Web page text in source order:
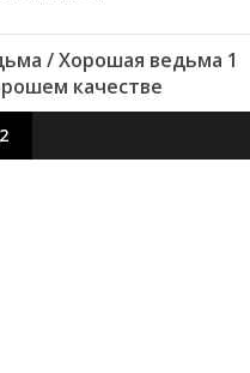
/ Хорошая ведьма 1
качестве